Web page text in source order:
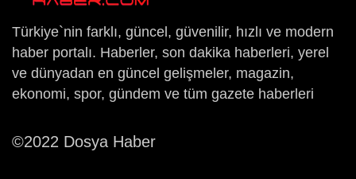
Türkiye`nin farklı, güncel, güvenilir, hızlı ve modern
haber portalı. Haberler, son dakika haberleri, yerel
ve dünyadan en güncel gelişmeler, magazin,
ekonomi, spor, gündem ve tüm gazete haberleri
©2022 Dosya Haber